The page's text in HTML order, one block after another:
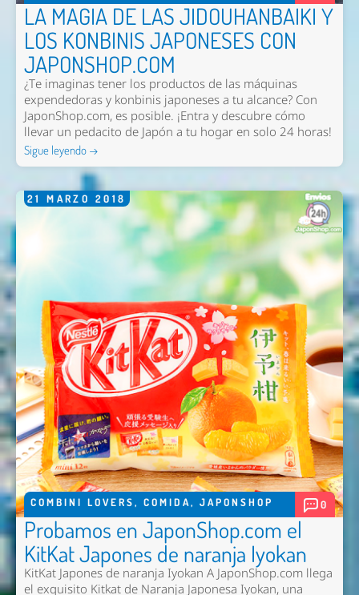
LA MAGIA DE LAS JIDOUHANBAIKI Y
LOS KONBINIS JAPONESES CON
JAPONSHOP.COM
¿Te imaginas tener los productos de las máquinas
expendedoras y konbinis japoneses a tu alcance? Con
JaponShop.com, es posible. ¡Entra y descubre cómo
llevar un pedacito de Japón a tu hogar en solo 24 horas!
Sigue leyendo →
21 MARZO 2018
COMBINI LOVERS, COMIDA, JAPONSHOP 0
Probamos en JaponShop.com el
KitKat Japones de naranja Iyokan
KitKat Japones de naranja Iyokan A JaponShop.com llega
el exquisito Kitkat de Naranja Japonesa Iyokan, una